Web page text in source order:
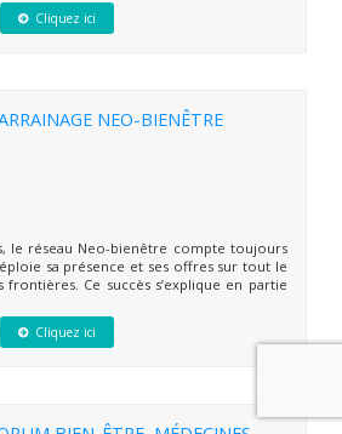
Cliquez ici
NEO-BIENÊTRE
le réseau Neo-bienêtre compte toujours
sa présence et ses offres sur tout le
Ce succès s’explique en partie
Cliquez ici